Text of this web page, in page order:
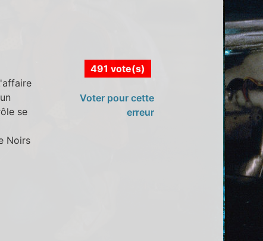
se
Noirs
491 vote(s)
Voter pour cette
erreur